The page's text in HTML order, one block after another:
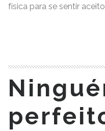
física para se sentir